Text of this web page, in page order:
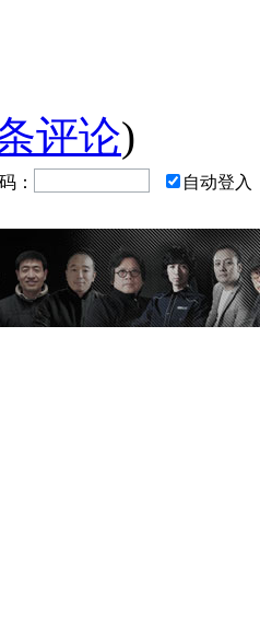
评论)
： 自动登入